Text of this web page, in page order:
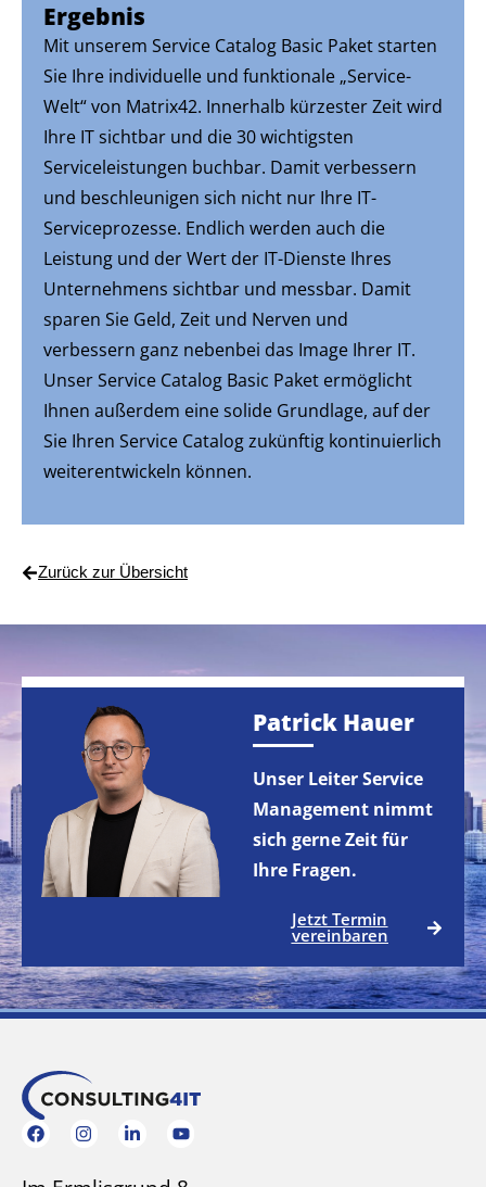
Ergebnis
Mit unserem Service Catalog Basic Paket starten
Sie Ihre individuelle und funktionale „Service-
Welt“ von Matrix42. Innerhalb kürzester Zeit wird
Ihre IT sichtbar und die 30 wichtigsten
Serviceleistungen buchbar. Damit verbessern
und beschleunigen sich nicht nur Ihre IT-
Serviceprozesse. Endlich werden auch die
Leistung und der Wert der IT-Dienste Ihres
Unternehmens sichtbar und messbar. Damit
sparen Sie Geld, Zeit und Nerven und
verbessern ganz nebenbei das Image Ihrer IT.
Unser Service Catalog Basic Paket ermöglicht
Ihnen außerdem eine solide Grundlage, auf der
Sie Ihren Service Catalog zukünftig kontinuierlich
weiterentwickeln können.
Zurück zur Übersicht
Patrick Hauer
Unser Leiter Service
Management nimmt
sich gerne Zeit für
Ihre Fragen.
Jetzt Termin
vereinbaren